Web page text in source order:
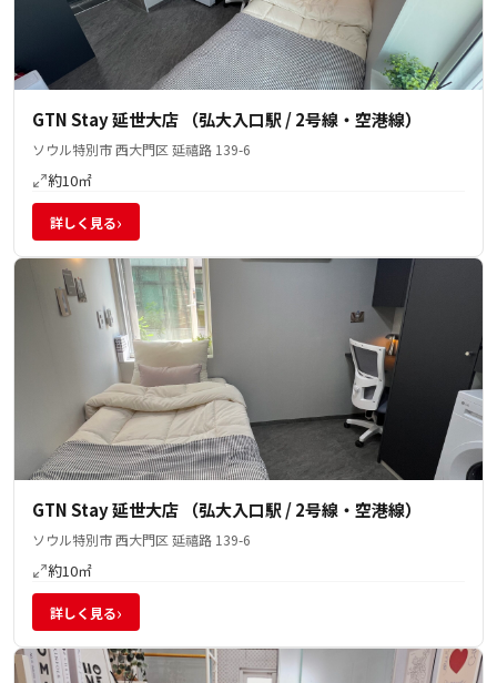
GTN Stay 延世大店 （弘大入口駅 / 2号線・空港線）
ソウル特別市 西大門区 延禧路 139-6
約10㎡
詳しく見る›
GTN Stay 延世大店 （弘大入口駅 / 2号線・空港線）
ソウル特別市 西大門区 延禧路 139-6
約10㎡
詳しく見る›